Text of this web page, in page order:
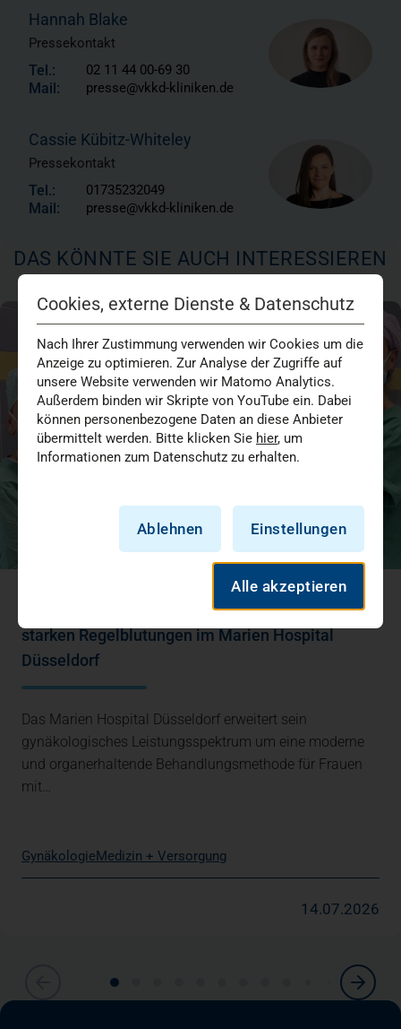
Hannah Blake
Pressekontakt
Tel.: 02 11 44 00-69 30
Mail: presse@vkkd-kliniken.de
Cassie Kübitz-Whiteley
Pressekontakt
Tel.: 01735232049
Mail: presse@vkkd-kliniken.de
DAS KÖNNTE SIE AUCH INTERESSIEREN
Neue Behandlungsmethode für Frauen mit
starken Regelblutungen im Marien Hospital
Düsseldorf
Das Marien Hospital Düsseldorf erweitert sein
gynäkologisches Leistungsspektrum um eine moderne
und organerhaltende Behandlungsmethode für Frauen
mit…
GynäkologieMedizin + Versorgung
14.07.2026
Cookies, externe Dienste & Datenschutz
Nach Ihrer Zustimmung verwenden wir Cookies um die
Anzeige zu optimieren. Zur Analyse der Zugriffe auf
unsere Website verwenden wir Matomo Analytics.
Außerdem binden wir Skripte von YouTube ein. Dabei
können personenbezogene Daten an diese Anbieter
übermittelt werden. Bitte klicken Sie hier, um
Informationen zum Datenschutz zu erhalten.
Ablehnen Einstellungen
Alle akzeptieren